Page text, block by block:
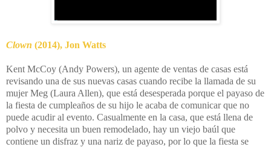
Clown (2014), Jon Watts
Kent McCoy (Andy Powers), un agente de ventas de casas está
revisando una de sus nuevas casas cuando recibe la llamada de su
mujer Meg (Laura Allen), que está desesperada porque el payaso de
la fiesta de cumpleaños de su hijo le acaba de comunicar que no
puede acudir al evento. Casualmente en la casa, que está llena de
polvo y necesita un buen remodelado, hay un viejo baúl que
contiene un disfraz y una nariz de payaso, por lo que la fiesta se